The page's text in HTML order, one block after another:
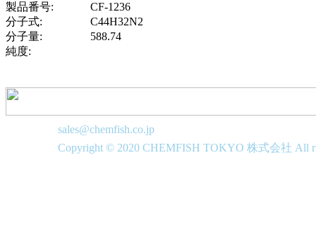
製品番号:
CF-1236
分子式:
C44H32N2
分子量:
588.74
純度:
sales@chemfish.co.jp
Copyright © 2020 CHEMFISH TOKYO 株式会社 All